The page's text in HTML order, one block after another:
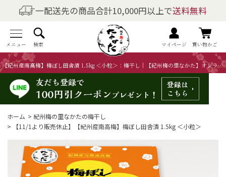
一配送先の商品合計10,000円以上で送料無料
メニュー 検索 マイページ 買い物かご
【紀州産南高梅】梅ぼし田舎漬 1.5kg ＜小粒＞：梅干し｜【紀州梅の里なかた】オンラインショップ
商品を探す
全商品一覧
梅干しの商品一覧
梅酒の商品一覧
梅製品・その他の商品一覧
メニュー
ホーム > 紀州梅の里なかたの梅干し
>
【11/1より販売休止】【紀州産南高梅】梅ぼし田舎漬 1.5kg ＜小粒＞